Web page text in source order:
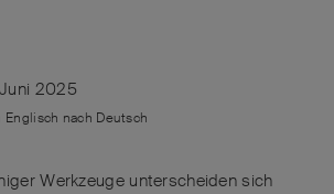
2025
Englisch nach Deutsch
Werkzeuge unterscheiden sich